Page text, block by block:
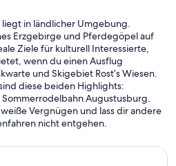
in ländlicher Umgebung.
Erzgebirge und Pferdegöpel auf
Ziele für kulturell Interessierte,
wenn du einen Ausflug
und Skigebiet Rost’s Wiesen.
diese beiden Highlights:
Augustusburg.
Vergnügen und lass dir andere
nicht entgehen.